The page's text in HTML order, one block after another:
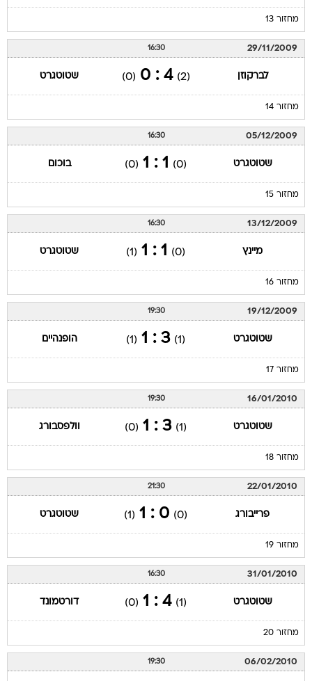
מחזור 13
29/11/2009
16:30
לברקוזן (2)
4 : 0
(0) שטוטגרט
מחזור 14
05/12/2009
16:30
שטוטגרט (0)
1 : 1
(0) בוכום
מחזור 15
13/12/2009
16:30
מיינץ (0)
1 : 1
(1) שטוטגרט
מחזור 16
19/12/2009
19:30
שטוטגרט (1)
3 : 1
(1) הופנהיים
מחזור 17
16/01/2010
19:30
שטוטגרט (1)
3 : 1
(0) וולפסבורג
מחזור 18
22/01/2010
21:30
פרייבורג (0)
0 : 1
(1) שטוטגרט
מחזור 19
31/01/2010
16:30
שטוטגרט (1)
4 : 1
(0) דורטמונד
מחזור 20
06/02/2010
19:30